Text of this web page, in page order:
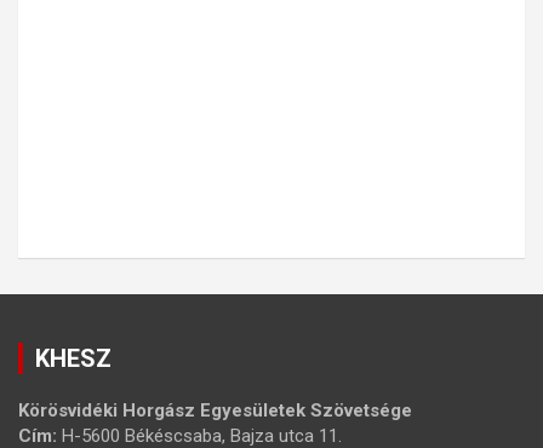
KHESZ
Körösvidéki Horgász Egyesületek Szövetsége
Cím: H-5600 Békéscsaba, Bajza utca 11.